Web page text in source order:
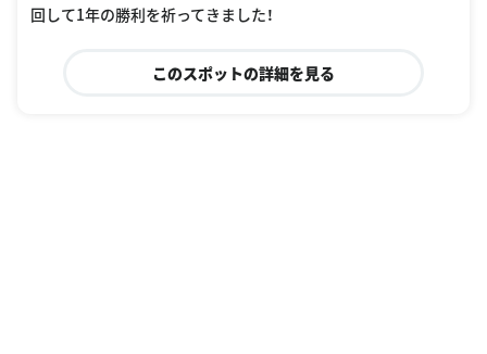
回して1年の勝利を祈ってきました！
このスポットの詳細を見る